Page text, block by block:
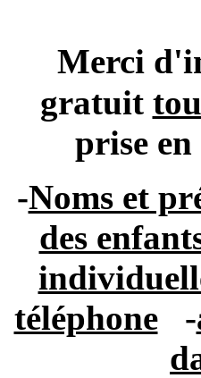
Merci
gratuit
prise
-Noms et
des
téléphone-